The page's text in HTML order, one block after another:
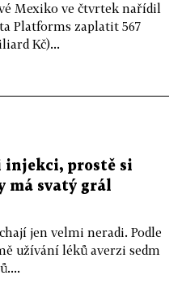
Mexiko ve čtvrtek nařídil
Platforms zaplatit 567
Kč)...
injekci, prostě si
má svatý grál
jen velmi neradi. Podle
užívání léků averzi sedm